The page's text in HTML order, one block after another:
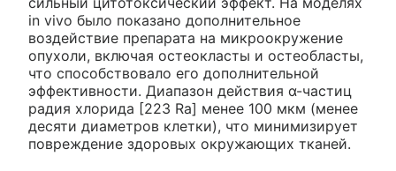
in vivo было показано дополнительное
воздействие препарата на микроокружение
опухоли, включая остеокласты и остеобласты,
что способствовало его дополнительной
эффективности. Диапазон действия α-частиц
радия хлорида [223 Ra] менее 100 мкм (менее
десяти диаметров клетки), что минимизирует
повреждение здоровых окружающих тканей.